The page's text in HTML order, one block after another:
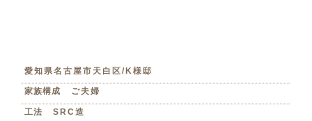
愛知県名古屋市天白区/K様邸
家族構成 ご夫婦
工法 SRC造